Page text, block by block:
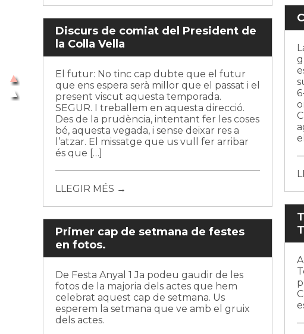
Discurs de comiat del President de
la Colla Vella
El futur: No tinc cap dubte que el futur
que ens espera serà millor que el passat i el
present viscut aquesta temporada.
SEGUR. I treballem en aquesta direcció.
Des de la prudència, intentant fer les coses
bé, aquesta vegada, i sense deixar res a
l’atzar. El missatge que us vull fer arribar
és que […]
LLEGIR MÉS →
Primer cap de setmana de festes
en fotos.
De Festa Anyal 1 Ja podeu gaudir de les
fotos de la majoria dels actes que hem
celebrat aquest cap de setmana. Us
esperem la setmana que ve amb el gruix
dels actes.